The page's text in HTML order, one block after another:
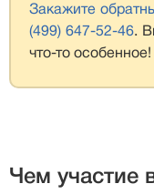
Закажите
(499) 647-52-46.
что-то особенное!
Чем